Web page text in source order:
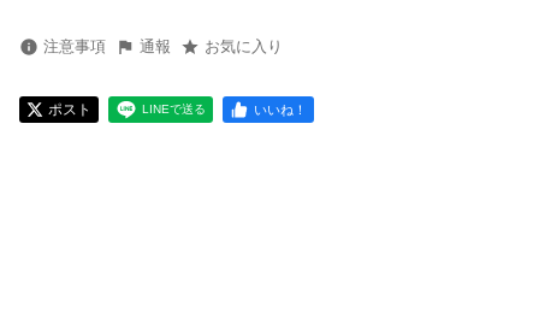
注意事項 通報 お気に入り
ポスト LINEで送る いいね！